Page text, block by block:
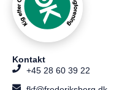
Kontakt
+45 28 60 39 22